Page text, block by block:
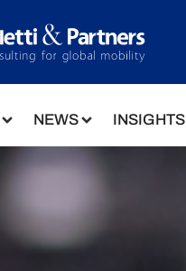
NEWS INSIGHTS